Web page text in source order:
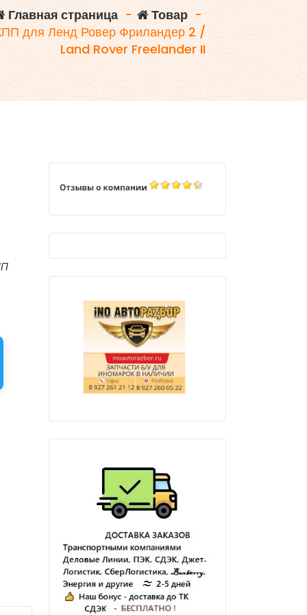
Главная страница - Товар -
для Ленд Ровер Фриландер 2 /
Land Rover Freelander II